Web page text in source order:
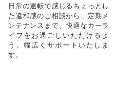
日常の運転で感じるちょっとし
た違和感のご相談から、定期メ
ンテナンスまで、快適なカーラ
イフをお過ごしいただけるよ
う、幅広くサポートいたしま
す。